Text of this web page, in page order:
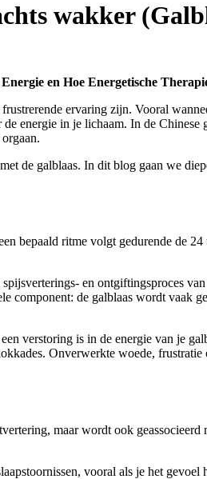
wakker
en Hoe Energetische
ervaring zijn. Vooral
energie in je lichaam. In de
de galblaas. In dit blog gaan we
bepaald ritme volgt gedurende de
en ontgiftingsproces
component: de galblaas wordt vaak
verstoring is in de energie van je
Onverwerkte woede,
maar wordt ook geassocieerd
vooral als je het